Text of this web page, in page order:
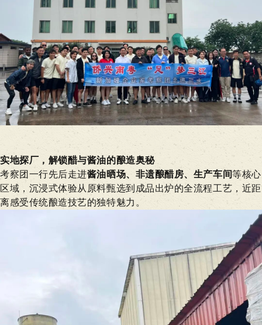
实地探厂，解锁醋与酱油的酿造奥秘
考察团一行先后走进酱油晒场、非遗酿醋房、生产车间等核心
区域，沉浸式体验从原料甄选到成品出炉的全流程工艺，近距
离感受传统酿造技艺的独特魅力。